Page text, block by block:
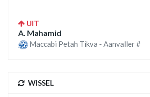
UIT
A. Mahamid
Maccabi Petah Tikva - Aanvaller #
WISSEL